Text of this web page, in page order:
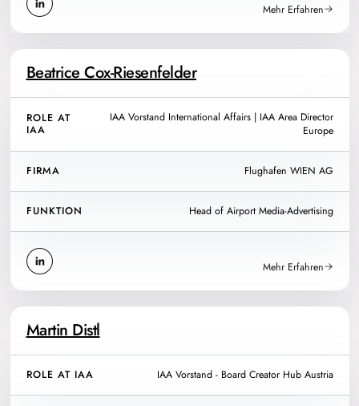
Mehr Erfahren
Beatrice Cox-Riesenfelder
ROLE AT
IAA
IAA Vorstand International Affairs | IAA Area Director
Europe
FIRMA Flughafen WIEN AG
FUNKTION Head of Airport Media-Advertising
Mehr Erfahren
Martin Distl
ROLE AT IAA IAA Vorstand - Board Creator Hub Austria